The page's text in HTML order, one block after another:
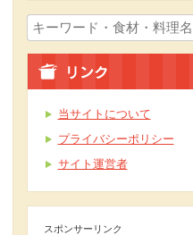
当サイトについて
プライバシーポリシー
サイト運営者
スポンサーリンク